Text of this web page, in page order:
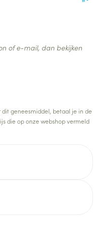
geneesmiddel, betaal je in de
die op onze webshop vermeld
of e-mail, dan bekijken